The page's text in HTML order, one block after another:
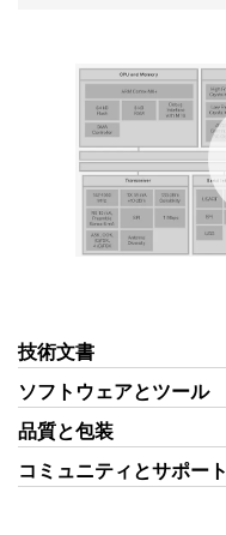
技術文書
ソフトウェアとツール
品質と包装
コミュニティとサポート